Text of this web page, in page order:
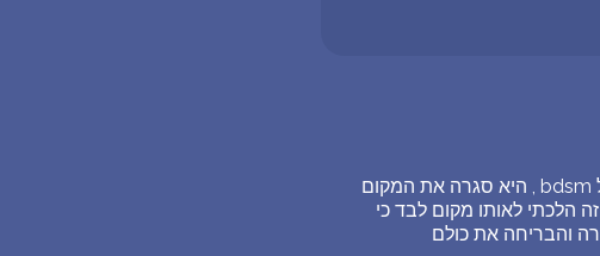
חלמתי שאני ואישתי היום הולדת שלי שהיא אירגנה לי , זה היה כמו מסיבת סקס בסטייל bdsm , היא סגרה את המקום
הלכתי לאותו מקום לבד כי
והבריחה את כולם